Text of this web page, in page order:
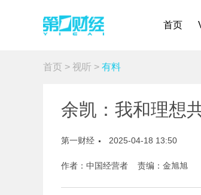
首页
首页 > 视听 > 有料
余凯：我和理想
第一财经 2025-04-18 13:50
作者：中国经营者 责编：金旭旭